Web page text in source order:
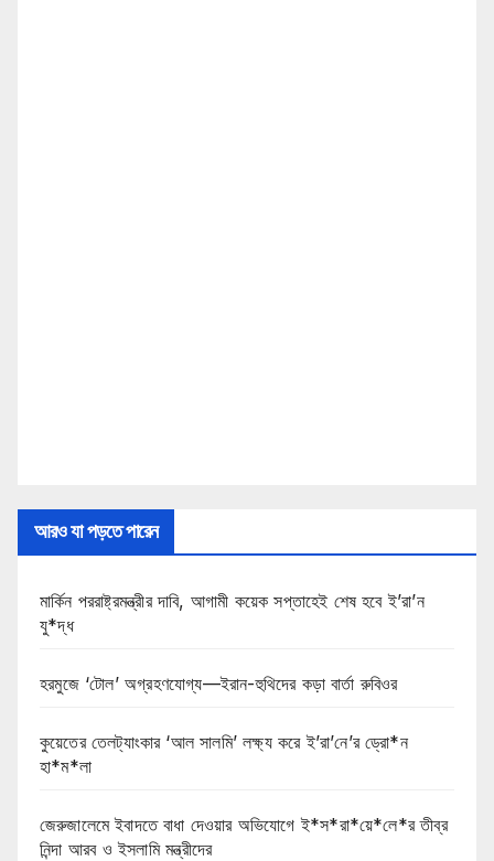
আরও যা পড়তে পারেন
মার্কিন পররাষ্ট্রমন্ত্রীর দাবি, আগামী কয়েক সপ্তাহেই শেষ হবে ই’রা’ন
যু*দ্ধ
হরমুজে ‘টোল’ অগ্রহণযোগ্য—ইরান-হুথিদের কড়া বার্তা রুবিওর
কুয়েতের তেলট্যাংকার ‘আল সালমি’ লক্ষ্য করে ই’রা’নে’র ড্রো*ন
হা*ম*লা
জেরুজালেমে ইবাদতে বাধা দেওয়ার অভিযোগে ই*স*রা*য়ে*লে*র তীব্র
নিন্দা আরব ও ইসলামি মন্ত্রীদের